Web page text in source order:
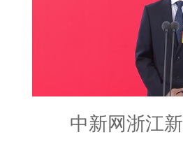
中新网浙江新